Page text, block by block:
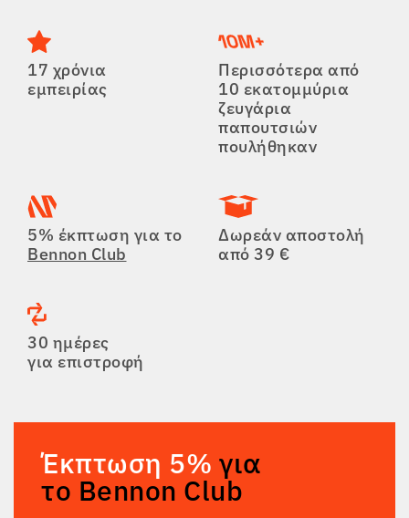
17 χρόνια
εμπειρίας
Περισσότερα από
10 εκατομμύρια
ζευγάρια
παπουτσιών
πουλήθηκαν
5% έκπτωση για το
Bennon Club
Δωρεάν αποστολή
από 39 €
30 ημέρες
για επιστροφή
Έκπτωση 5% για
το Bennon Club